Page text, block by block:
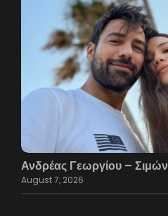
Ανδρέας Γεωργίου –
August 7, 2026